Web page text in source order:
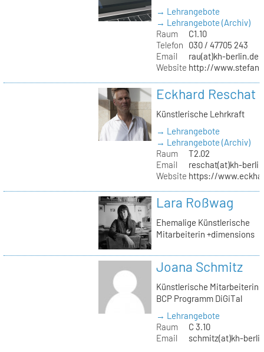
→ Lehrangebote
→ Lehrangebote (Archiv)
Raum
C1.10
Telefon
030 / 47705 243
Email
rau(at)kh-berlin.de
Website http://
Eckhard Reschat
Künstlerische Lehrkraft
→ Lehrangebote
→ Lehrangebote (Archiv)
Raum
T2.02
Email
reschat(at)kh-
Website https://
Lara Roßwag
Ehemalige Künstlerische
Mitarbeiterin +dimensions
Joana Schmitz
Künstlerische Mitarbeiterin
BCP Programm DiGiTal
→ Lehrangebote
Raum
C 3.10
Email
schmitz(at)kh-